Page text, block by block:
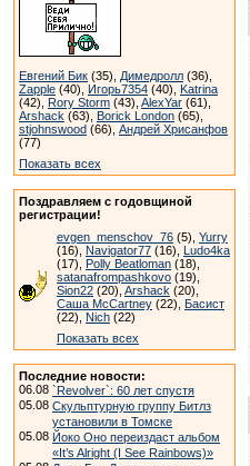
Евгений Бик (35), Димедролл (36),
Zapple (40), Игорь7354 (40), Katrina
(42), Rory Storm (43), AlexYar (61),
Arshack (63), Borick London (65),
stjohnswood (66), Андрей Хрисанфов
(77)
Показать всех
Поздравляем с годовщиной
регистрации!
evgen_menschov_76 (5), Yurry
(16), Navigator77 (16), Ludo4ka
(17), Polly Beatloman (18),
satanafrompashkovo (19),
Sion22 (20), Arshack (20),
Саша McCartney (22), Басист
(22), Nich (22)
Показать всех
Последние новости:
06.08 `Revolver`: 60 лет спустя
05.08 Скульптурную группу Битлз
установили в Томске
05.08 Йоко Оно переиздаст альбом
«It’s Alright (I See Rainbows)»